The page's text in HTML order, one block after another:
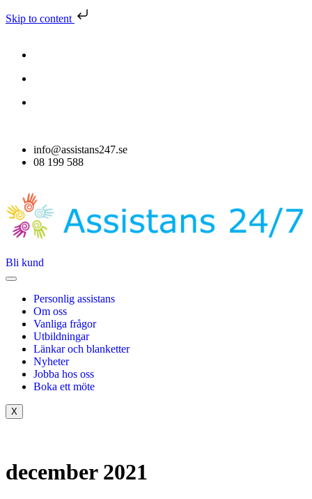
Skip to content
info@assistans247.se
08 199 588
Bli kund
Personlig assistans
Om oss
Vanliga frågor
Utbildningar
Länkar och blanketter
Nyheter
Jobba hos oss
Boka ett möte
X
december 2021